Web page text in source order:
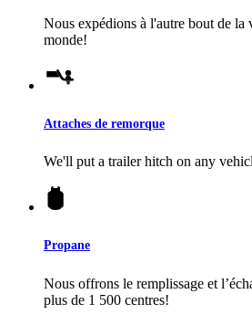
Nous expédions à l'autre bout de la
monde!
Attaches de remorque
We'll put a trailer hitch on any
Propane
Nous offrons le remplissage et
plus de 1 500 centres!